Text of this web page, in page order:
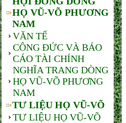
HỌ VŨ-VÕ PHƯƠNG
NAM
VĂN TẾ
CÔNG ĐỨC VÀ BÁO
CÁO TÀI CHÍNH
NGHĨA TRANG DÒNG
HỌ VŨ-VÕ PHƯƠNG
NAM
TƯ LIỆU HỌ VŨ-VÕ
TƯ LIỆU HỌ VŨ-VÕ